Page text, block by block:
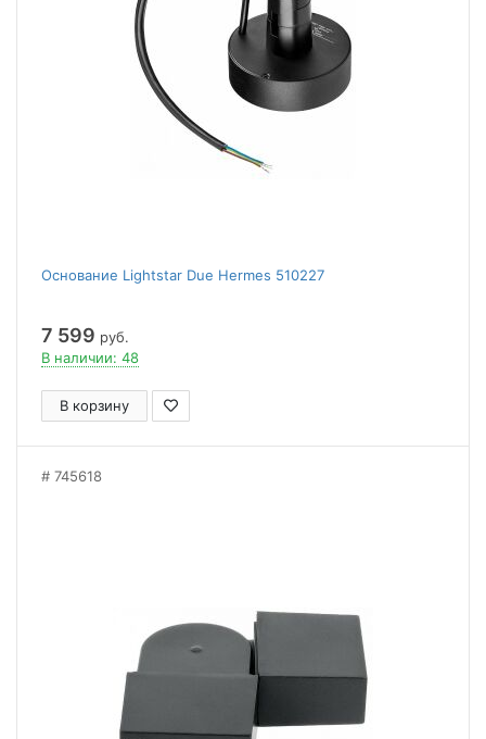
Основание Lightstar Due Hermes 510227
7 599 руб.
В наличии: 48
В корзину
745618